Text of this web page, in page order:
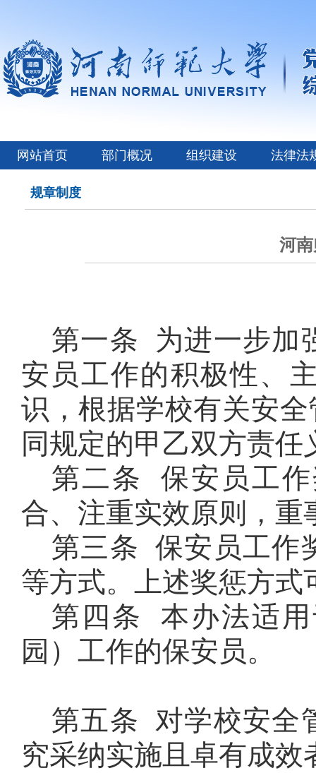
网站首页 部门概况 组织建设 法律法
规章制度
河
第一条 为进一步加
安员工作的积极性、
识，根据学校有关安
同规定的甲乙双方责
第二条 保安员工
合、注重实效原则，
第三条 保安员工作
等方式。上述奖惩方
第四条 本办法适
园）工作的保安员。
第五条 对学校安全
究采纳实施且卓有成效